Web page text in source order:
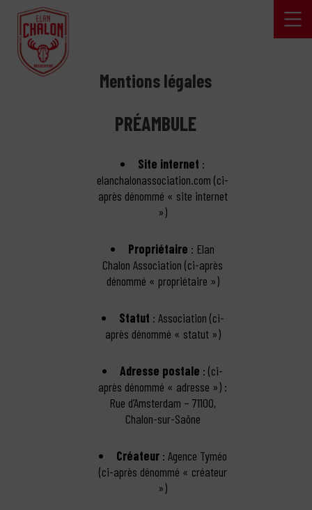
Mentions légales
PRÉAMBULE
Site internet :
elanchalonassociation.com (ci-
après dénommé « site internet
»)
Propriétaire : Elan
Chalon Association (ci-après
dénommé « propriétaire »)
Statut : Association (ci-
après dénommé « statut »)
Adresse postale : (ci-
après dénommé « adresse ») :
Rue d’Amsterdam – 71100,
Chalon-sur-Saône
Créateur: Agence Tyméo
(ci-après dénommé « créateur
»)